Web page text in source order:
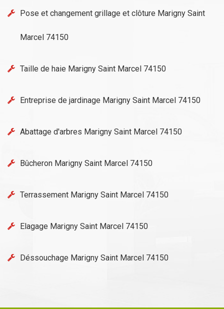
Pose et changement grillage et clôture Marigny Saint
Marcel 74150
Taille de haie Marigny Saint Marcel 74150
Entreprise de jardinage Marigny Saint Marcel 74150
Abattage d'arbres Marigny Saint Marcel 74150
Bûcheron Marigny Saint Marcel 74150
Terrassement Marigny Saint Marcel 74150
Elagage Marigny Saint Marcel 74150
Déssouchage Marigny Saint Marcel 74150